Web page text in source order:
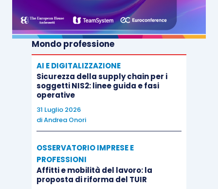
Mondo professione
AI E DIGITALIZZAZIONE
Sicurezza della supply chain per i
soggetti NIS2: linee guida e fasi
operative
31 Luglio 2026
diAndrea Onori
OSSERVATORIO IMPRESE E
PROFESSIONI
Affitti e mobilità del lavoro: la
proposta di riforma del TUIR